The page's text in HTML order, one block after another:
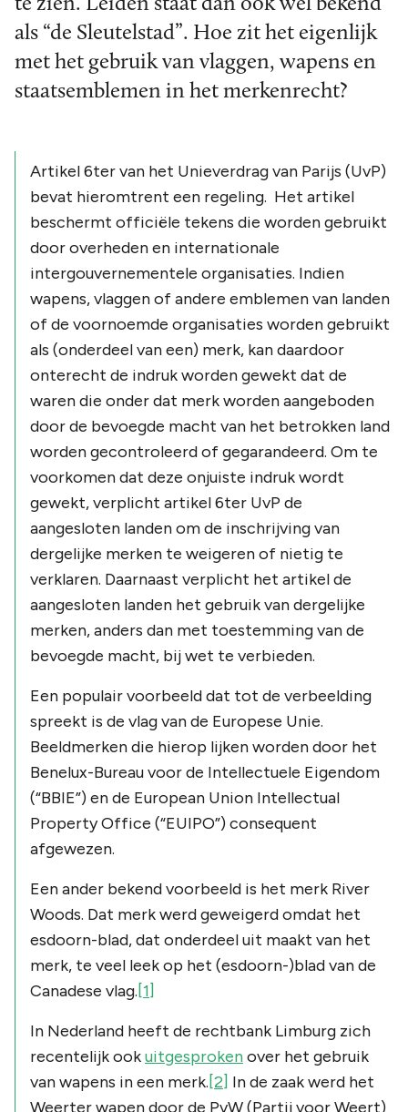
als “de Sleutelstad”. Hoe zit het eigenlijk
met het gebruik van vlaggen, wapens en
staatsemblemen in het merkenrecht?
Artikel 6ter van het Unieverdrag van Parijs (UvP)
bevat hieromtrent een regeling. Het artikel
beschermt officiële tekens die worden gebruikt
door overheden en internationale
intergouvernementele organisaties. Indien
wapens, vlaggen of andere emblemen van landen
of de voornoemde organisaties worden gebruikt
als (onderdeel van een) merk, kan daardoor
onterecht de indruk worden gewekt dat de
waren die onder dat merk worden aangeboden
door de bevoegde macht van het betrokken land
worden gecontroleerd of gegarandeerd. Om te
voorkomen dat deze onjuiste indruk wordt
gewekt, verplicht artikel 6ter UvP de
aangesloten landen om de inschrijving van
dergelijke merken te weigeren of nietig te
verklaren. Daarnaast verplicht het artikel de
aangesloten landen het gebruik van dergelijke
merken, anders dan met toestemming van de
bevoegde macht, bij wet te verbieden.
Een populair voorbeeld dat tot de verbeelding
spreekt is de vlag van de Europese Unie.
Beeldmerken die hierop lijken worden door het
Benelux-Bureau voor de Intellectuele Eigendom
(“BBIE”) en de European Union Intellectual
Property Office (“EUIPO”) consequent
afgewezen.
Een ander bekend voorbeeld is het merk River
Woods. Dat merk werd geweigerd omdat het
esdoorn-blad, dat onderdeel uit maakt van het
merk, te veel leek op het (esdoorn-)blad van de
Canadese vlag.[1]
In Nederland heeft de rechtbank Limburg zich
recentelijk ookuitgesprokenover het gebruik
van wapens in een merk.[2] In de zaak werd het
Weerter wapen door de PvW (Partij voor Weert)